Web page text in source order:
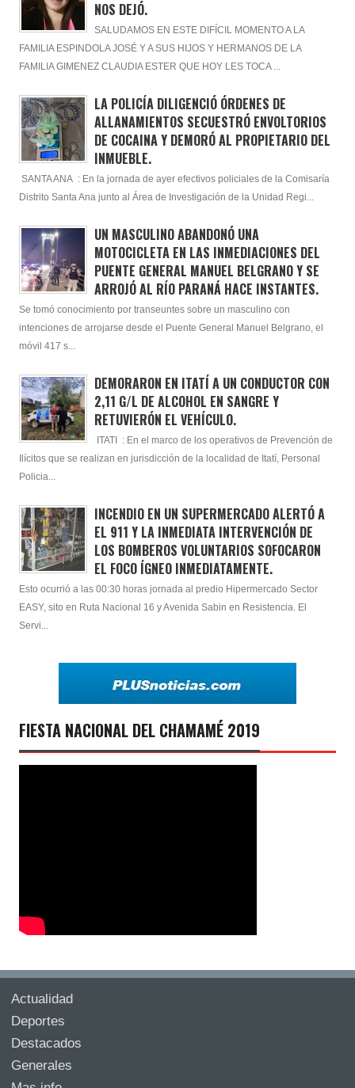
NOS DEJÓ.
SALUDAMOS EN ESTE DIFÍCIL MOMENTO A LA
FAMILIA ESPINDOLA JOSÉ Y A SUS HIJOS Y HERMANOS DE LA
FAMILIA GIMENEZ CLAUDIA ESTER QUE HOY LES TOCA ...
LA POLICÍA DILIGENCIÓ ÓRDENES DE
ALLANAMIENTOS SECUESTRÓ ENVOLTORIOS
DE COCAINA Y DEMORÓ AL PROPIETARIO DEL
INMUEBLE.
SANTA ANA : En la jornada de ayer efectivos policiales de la Comisaría
Distrito Santa Ana junto al Área de Investigación de la Unidad Regi...
UN MASCULINO ABANDONÓ UNA
MOTOCICLETA EN LAS INMEDIACIONES DEL
PUENTE GENERAL MANUEL BELGRANO Y SE
ARROJÓ AL RÍO PARANÁ HACE INSTANTES.
Se tomó conocimiento por transeuntes sobre un masculino con
intenciones de arrojarse desde el Puente General Manuel Belgrano, el
móvil 417 s...
DEMORARON EN ITATÍ A UN CONDUCTOR CON
2,11 G/L DE ALCOHOL EN SANGRE Y
RETUVIERÓN EL VEHÍCULO.
ITATI : En el marco de los operativos de Prevención de
Ilícitos que se realizan en jurisdicción de la localidad de Itatí, Personal
Policia...
INCENDIO EN UN SUPERMERCADO ALERTÓ A
EL 911 Y LA INMEDIATA INTERVENCIÓN DE
LOS BOMBEROS VOLUNTARIOS SOFOCARON
EL FOCO ÍGNEO INMEDIATAMENTE.
Esto ocurrió a las 00:30 horas jornada al predio Hipermercado Sector
EASY, sito en Ruta Nacional 16 y Avenida Sabin en Resistencia. El
Servi...
FIESTA NACIONAL DEL CHAMAMÉ 2019
Actualidad
Deportes
Destacados
Generales